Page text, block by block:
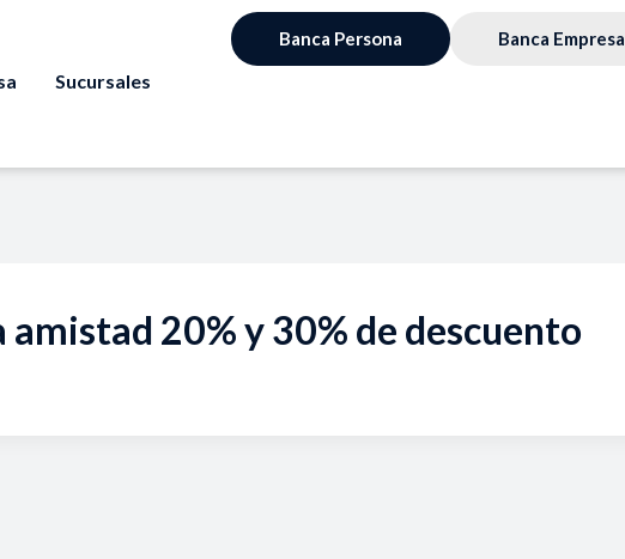
Sucursales
Banca Persona Banca Empresa
amistad 20% y 30% de descuento